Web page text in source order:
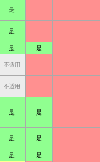
是
是
是
是
不适用
不适用
是 是
是 是
是
是